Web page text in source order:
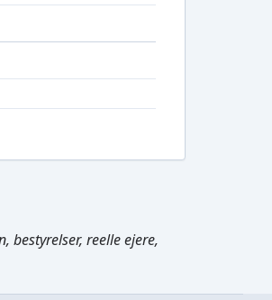
reelle ejere,